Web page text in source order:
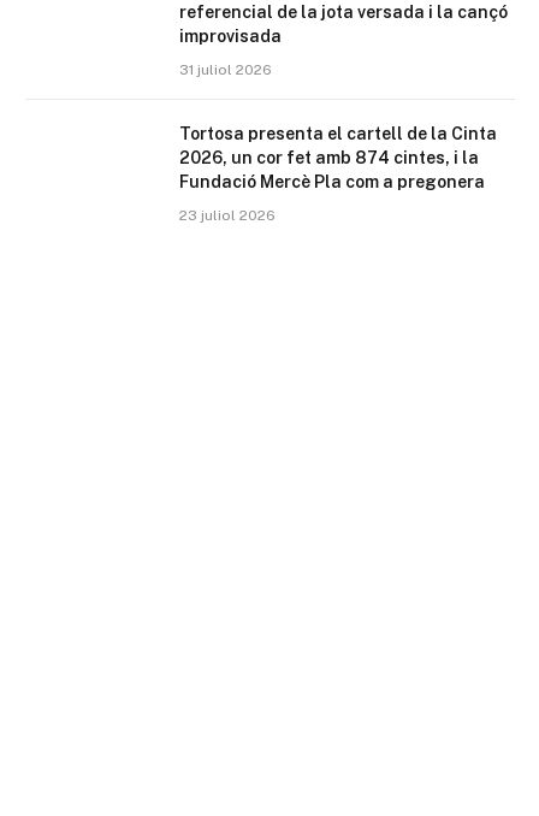
referencial de la jota versada i la cançó
improvisada
31 juliol 2026
Tortosa presenta el cartell de la Cinta
2026, un cor fet amb 874 cintes, i la
Fundació Mercè Pla com a pregonera
23 juliol 2026